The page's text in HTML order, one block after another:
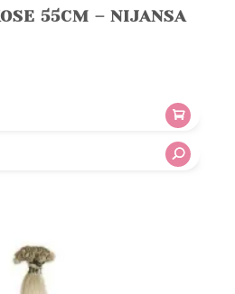
55CM – NIJANSA